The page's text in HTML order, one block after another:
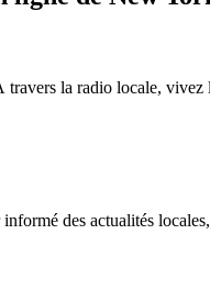
la radio locale,
des actualités